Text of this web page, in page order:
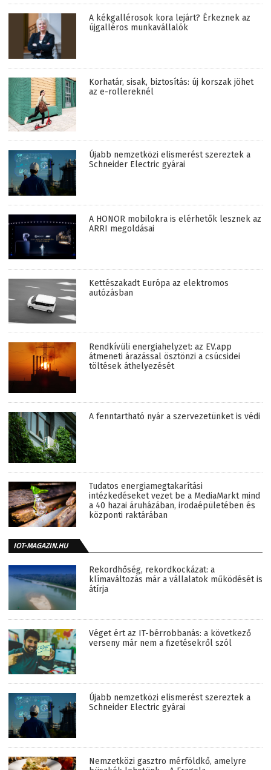
A kékgallérosok kora lejárt? Érkeznek az
újgalléros munkavállalók
Korhatár, sisak, biztosítás: új korszak jöhet
az e-rollereknél
Újabb nemzetközi elismerést szereztek a
Schneider Electric gyárai
A HONOR mobilokra is elérhetők lesznek az
ARRI megoldásai
Kettészakadt Európa az elektromos
autózásban
Rendkívüli energiahelyzet: az EV.app
átmeneti árazással ösztönzi a csúcsidei
töltések áthelyezését
A fenntartható nyár a szervezetünket is védi
Tudatos energiamegtakarítási
intézkedéseket vezet be a MediaMarkt mind
a 40 hazai áruházában, irodaépületében és
központi raktárában
IOT-MAGAZIN.HU
Rekordhőség, rekordkockázat: a
klímaváltozás már a vállalatok működését is
átírja
Véget ért az IT-bérrobbanás: a következő
verseny már nem a fizetésekről szól
Újabb nemzetközi elismerést szereztek a
Schneider Electric gyárai
Nemzetközi gasztro mérföldkő, amelyre